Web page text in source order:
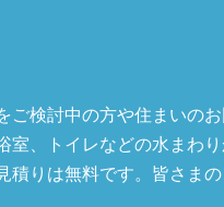
ご検討中の方や住まいの
室、トイレなどの水まわ
積りは無料です。皆さま